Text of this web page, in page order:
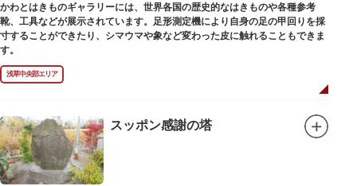
かわとはきものギャラリーには、世界各国の歴史的なはきものや各種参考
靴、工具などが展示されています。足形測定機により自身の足の甲回りを採
寸することができたり、シマウマや象など変わった皮に触れることもできま
す。
浅草中央部エリア
スッポン感謝の塔